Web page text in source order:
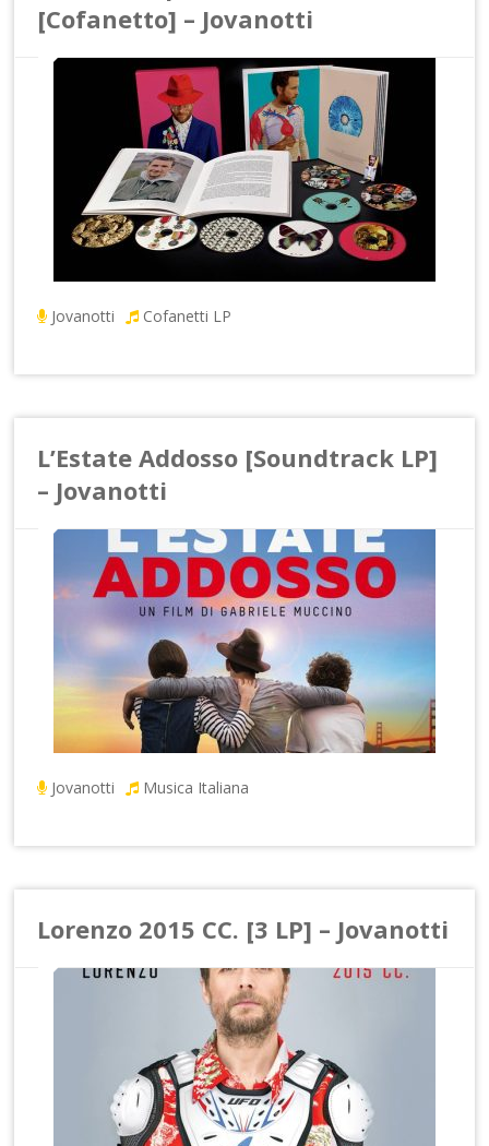
[Cofanetto] – Jovanotti
Jovanotti Cofanetti LP
L’Estate Addosso [Soundtrack LP]
– Jovanotti
Jovanotti Musica Italiana
Lorenzo 2015 CC. [3 LP] – Jovanotti